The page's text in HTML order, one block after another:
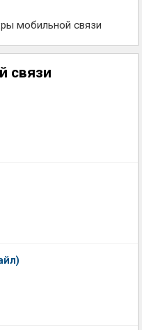
мобильной связи
связи